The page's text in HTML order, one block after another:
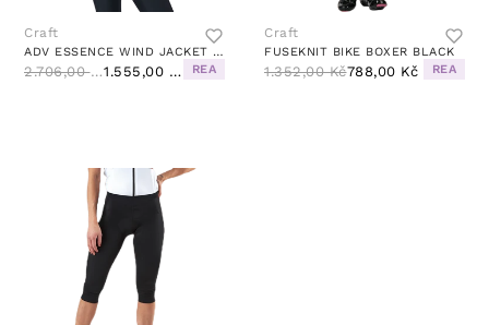
Craft
ADV ESSENCE WIND JACKET W BLACK
2.706,00 Kč 1.555,00 Kč REA
Craft
FUSEKNIT BIKE BOXER BLACK
1.352,00 Kč788,00 Kč REA